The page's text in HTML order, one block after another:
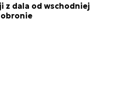
z dala od wschodniej
obronie